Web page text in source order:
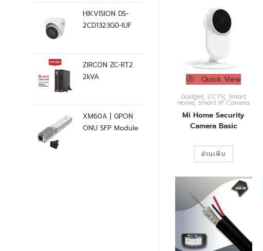
Quick View
Gadget, CCTV,Smart
Home,Smart IP Camera
Mi Home Security
Camera Basic
อ่านเพิ่ม
HIKVISION DS-
2CD1323G0-IUF
ZIRCON ZC-RT2
2kVA
XM60A | GPON
ONU SFP Module